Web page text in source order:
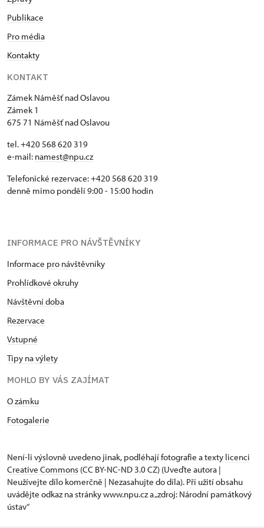
Publikace
Pro média
Kontakty
KONTAKT
Zámek Náměšť nad Oslavou
Zámek 1
675 71 Náměšť nad Oslavou
tel. +420 568 620 319
e-mail: namest@npu.cz
Telefonické rezervace: +420 568 620 319
denně mimo pondělí 9:00 - 15:00 hodin
INFORMACE PRO NÁVŠTĚVNÍKY
Informace pro návštěvníky
Prohlídkové okruhy
Návštěvní doba
Rezervace
Vstupné
Tipy na výlety
MOHLO BY VÁS ZAJÍMAT
O zámku
Fotogalerie
Není-li výslovně uvedeno jinak, podléhají fotografie a texty licenci
Creative Commons (CC BY-NC-ND 3.0 CZ) (Uveďte autora |
Neužívejte dílo komerčně | Nezasahujte do díla). Při užití obsahu
uvádějte odkaz na stránky www.npu.cz a „zdroj: Národní památkový
ústav“